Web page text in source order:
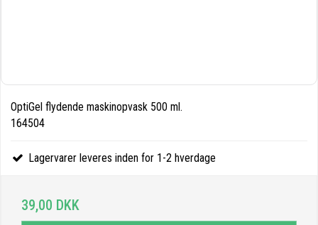
OptiGel flydende maskinopvask 500 ml.
164504
Lagervarer leveres inden for 1-2 hverdage
39,00 DKK